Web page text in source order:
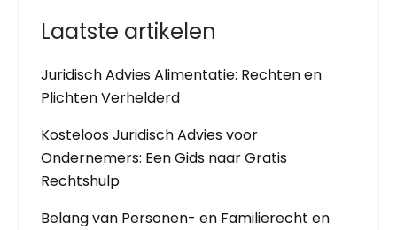
Laatste artikelen
Juridisch Advies Alimentatie: Rechten en
Plichten Verhelderd
Kosteloos Juridisch Advies voor
Ondernemers: Een Gids naar Gratis
Rechtshulp
Belang van Personen- en Familierecht en